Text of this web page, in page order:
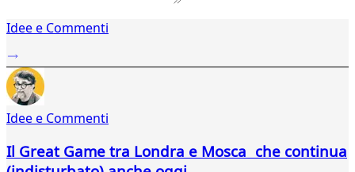
2Idee e Commenti
Idee e Commenti
Il Great Game tra Londra e Mosca che continua